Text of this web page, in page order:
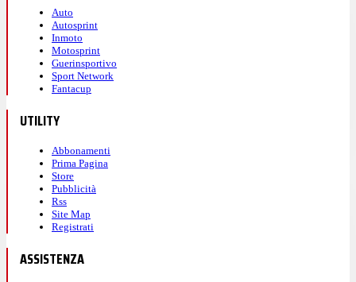
Auto
Autosprint
Inmoto
Motosprint
Guerinsportivo
Sport Network
Fantacup
UTILITY
Abbonamenti
Prima Pagina
Store
Pubblicità
Rss
Site Map
Registrati
ASSISTENZA